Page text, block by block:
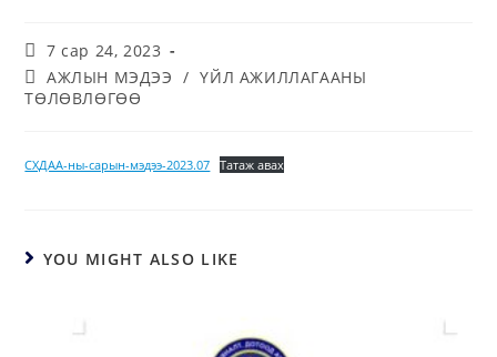
7 сар 24, 2023
АЖЛЫН МЭДЭЭ / ҮЙЛ АЖИЛЛАГААНЫ
ТӨЛӨВЛӨГӨӨ
СХДАА-ны-сарын-мэдээ-2023.07 Татаж авах
YOU MIGHT ALSO LIKE